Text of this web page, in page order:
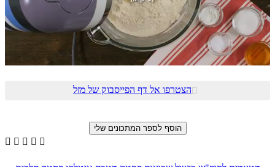
הצטרפו אל דף הפייסבוק של מזל
    